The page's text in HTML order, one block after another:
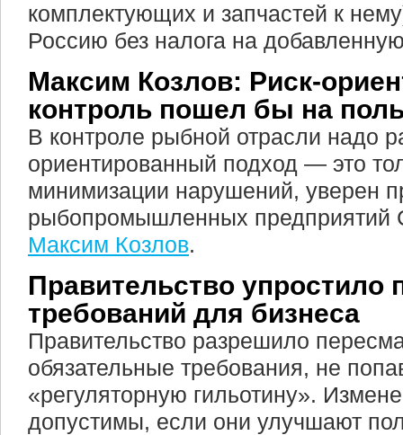
комплектующих и запчастей к
Россию без налога на
Максим Козлов: Риск-
контроль пошел бы на
В контроле рыбной отрасли надо
ориентированный подход — это
минимизации нарушений, уверен
рыбопромышленных предприятий
Максим Козлов.
Правительство упростило
требований для бизнеса
Правительство разрешило
обязательные требования, не
«регуляторную гильотину».
допустимы, если они улучшают